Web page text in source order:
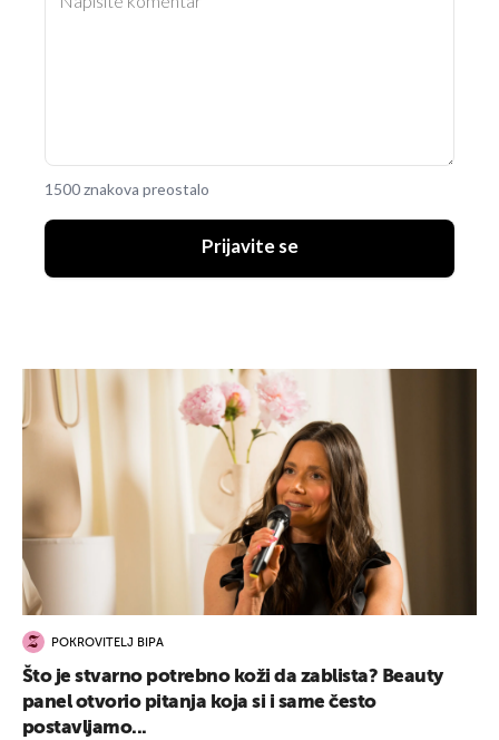
1500 znakova preostalo
Prijavite se
POKROVITELJ BIPA
Što je stvarno potrebno koži da zablista? Beauty
panel otvorio pitanja koja si i same često
postavljamo...